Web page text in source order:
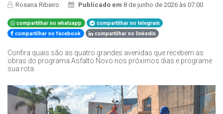
Rosana Ribeiro Publicado em 8 de junho de 2026 às 07:00
compartilhar no whatsapp
compartilhar no telegram
compartilhar no facebook
compartilhar no linkedin
Confira quais são as quatro grandes avenidas que recebem as
obras do programa Asfalto Novo nos próximos dias e programe
sua rota